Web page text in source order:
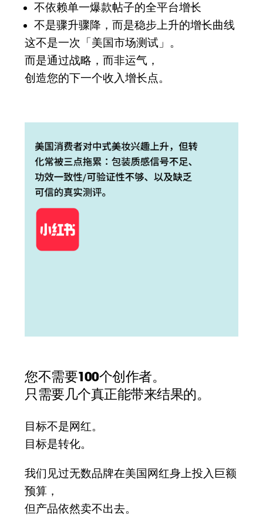
不依赖单一爆款帖子的全平台增长
不是骤升骤降，而是稳步上升的增长曲线
这不是一次「美国市场测试」。
而是通过战略，而非运气，
创造您的下一个收入增长点。
您不需要100个创作者。
只需要几个真正能带来结果的。
目标不是网红。
目标是转化。
我们见过无数品牌在美国网红身上投入巨额
预算，
但产品依然卖不出去。